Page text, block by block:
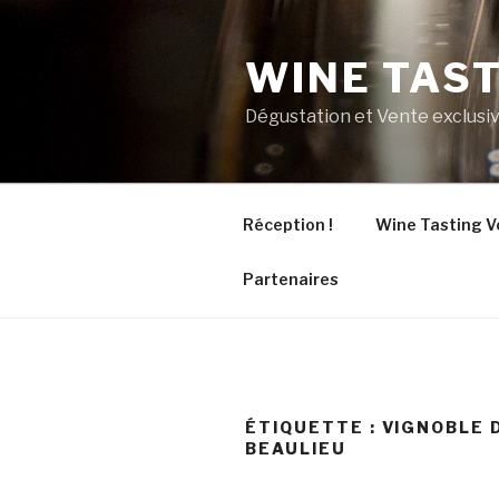
WINE
Dégustation et Vente
Réception ! Wine Tasting
Partenaires
ÉTIQUETTE : VIGNOBLE
BEAULIEU